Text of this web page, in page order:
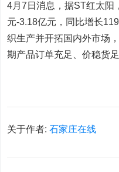
4月7日消息，据ST红太阳
元-3.18亿元，同比增长
织生产并开拓国内外市场
期产品订单充足、价稳货
关于作者:石家庄在线